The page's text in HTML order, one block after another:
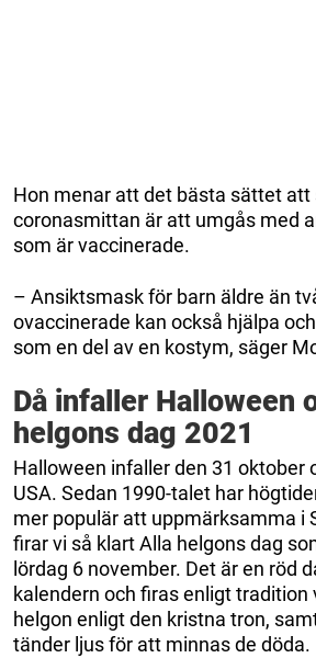
Hon menar att det bästa sättet att
coronasmittan är att umgås med
som är vaccinerade.
– Ansiktsmask för barn äldre än
ovaccinerade kan också hjälpa
som en del av en kostym, säger
Då infaller Halloween
helgons dag 2021
Halloween infaller den 31 oktober
USA. Sedan 1990-talet har
mer populär att uppmärksamma i
firar vi så klart Alla helgons dag
lördag 6 november. Det är en röd
kalendern och firas enligt tradition
helgon enligt den kristna tron,
tänder ljus för att minnas de döda.